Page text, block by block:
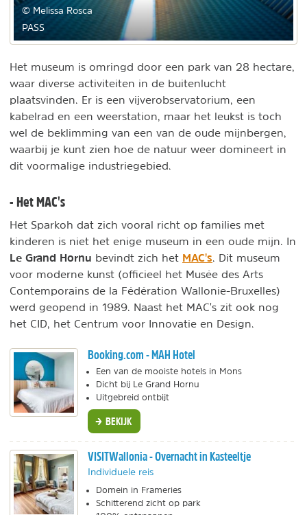
© Melissa Rosca
PASS
Het museum is omringd door een park van 28 hectare,
waar diverse activiteiten in de buitenlucht
plaatsvinden. Er is een vijverobservatorium, een
kabelrad en een weerstation, maar het leukst is toch
wel de beklimming van een van de oude mijnbergen,
waarbij je kunt zien hoe de natuur weer domineert in
dit voormalige industriegebied.
- Het MAC's
Het Sparkoh dat zich vooral richt op families met
kinderen is niet het enige museum in een oude mijn. In
Le Grand Hornu bevindt zich het MAC's. Dit museum
voor moderne kunst (officieel het Musée des Arts
Contemporains de la Fédération Wallonie-Bruxelles)
werd geopend in 1989. Naast het MAC's zit ook nog
het CID, het Centrum voor Innovatie en Design.
Booking.com - MAH Hotel
Een van de mooiste hotels in Mons
Dicht bij Le Grand Hornu
Uitgebreid ontbijt
BEKIJK
VISITWallonia - Overnacht in Kasteeltje
Individuele reis
Domein in Frameries
Schitterend zicht op park